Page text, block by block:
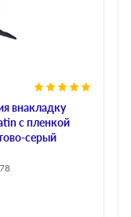
внакладку
с пленкой
серый